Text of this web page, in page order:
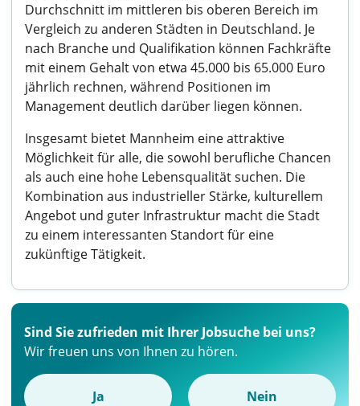
Durchschnitt im mittleren bis oberen Bereich im
Vergleich zu anderen Städten in Deutschland. Je
nach Branche und Qualifikation können Fachkräfte
mit einem Gehalt von etwa 45.000 bis 65.000 Euro
jährlich rechnen, während Positionen im
Management deutlich darüber liegen können.
Insgesamt bietet Mannheim eine attraktive
Möglichkeit für alle, die sowohl berufliche Chancen
als auch eine hohe Lebensqualität suchen. Die
Kombination aus industrieller Stärke, kulturellem
Angebot und guter Infrastruktur macht die Stadt
zu einem interessanten Standort für eine
zukünftige Tätigkeit.
Sind Sie zufrieden mit Ihrer Jobsuche bei uns?
Wir freuen uns von Ihnen zu hören.
Ja Nein